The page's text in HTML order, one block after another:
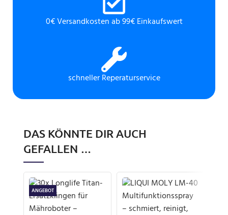
0€ Versandkosten ab 99€ Einkaufswert
schneller Reperaturservice
DAS KÖNNTE DIR AUCH
GEFALLEN …
ANGEBOT